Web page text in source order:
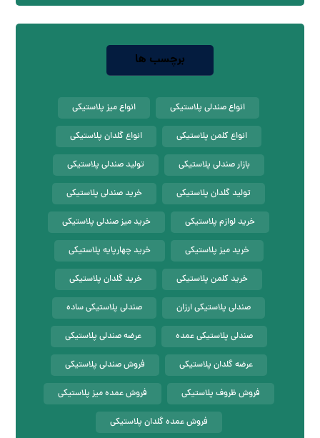
برچسب ها
انواع صندلی پلاستیکی انواع میز پلاستیکی
انواع کلمن پلاستیکی انواع گلدان پلاستیکی
بازار صندلی پلاستیکی تولید صندلی پلاستیکی
تولید گلدان پلاستیکی خرید صندلی پلاستیکی
خرید لوازم پلاستیکی خرید میز صندلی پلاستیکی
خرید میز پلاستیکی خرید چهارپایه پلاستیکی
خرید کلمن پلاستیکی خرید گلدان پلاستیکی
صندلی پلاستیکی ارزان صندلی پلاستیکی ساده
صندلی پلاستیکی عمده عرضه صندلی پلاستیکی
عرضه گلدان پلاستیکی فروش صندلی پلاستیکی
فروش ظروف پلاستیکی فروش عمده میز پلاستیکی
فروش عمده گلدان پلاستیکی